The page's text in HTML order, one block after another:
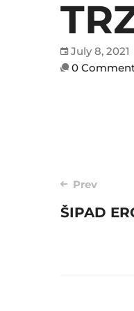
July 8, 2021
0
Post
Prev
ŠIPAD